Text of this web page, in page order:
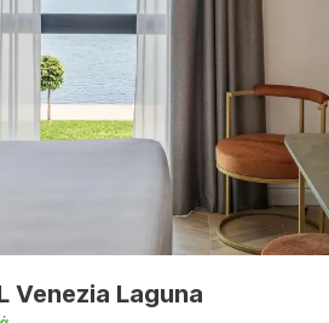
Venezia Laguna